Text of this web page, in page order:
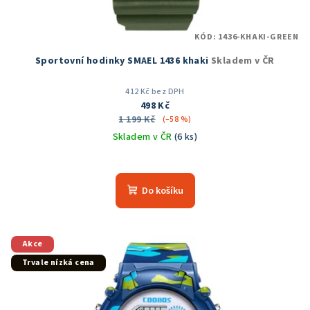
Sportovní hodinky SMAEL 1436 khaki Skladem v ČR
412 Kč bez DPH
498 Kč
1 199 Kč
(–58 %)
Skladem v ČR (6 ks)
Do košíku
KÓD: 1436-KHAKI-GREEN
Akce
Trvale nízká cena